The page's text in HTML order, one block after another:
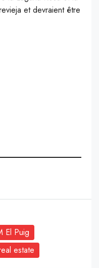
et devraient être
El Puig
estate